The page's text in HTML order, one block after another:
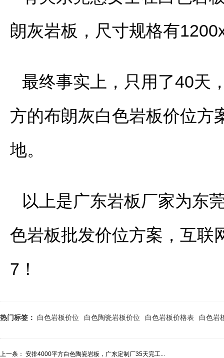
朗灰岩板，尺寸规格有
最终事实上，只用了40天
方的布朗灰白色岩板价位方
地。
以上是广东岩板厂家为东
色岩板批发价位方案，互联
7！
热门标签： 白色岩板价位 白色陶瓷岩板价位 白色岩板价格表 白色岩
上一条： 安排4000平方白色陶瓷岩板，广东定制厂35天完工...